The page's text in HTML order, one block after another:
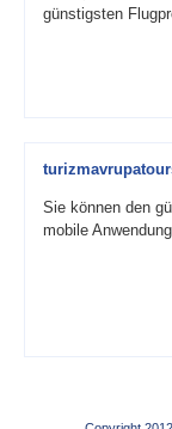
günstigsten
Sie können den
mobile